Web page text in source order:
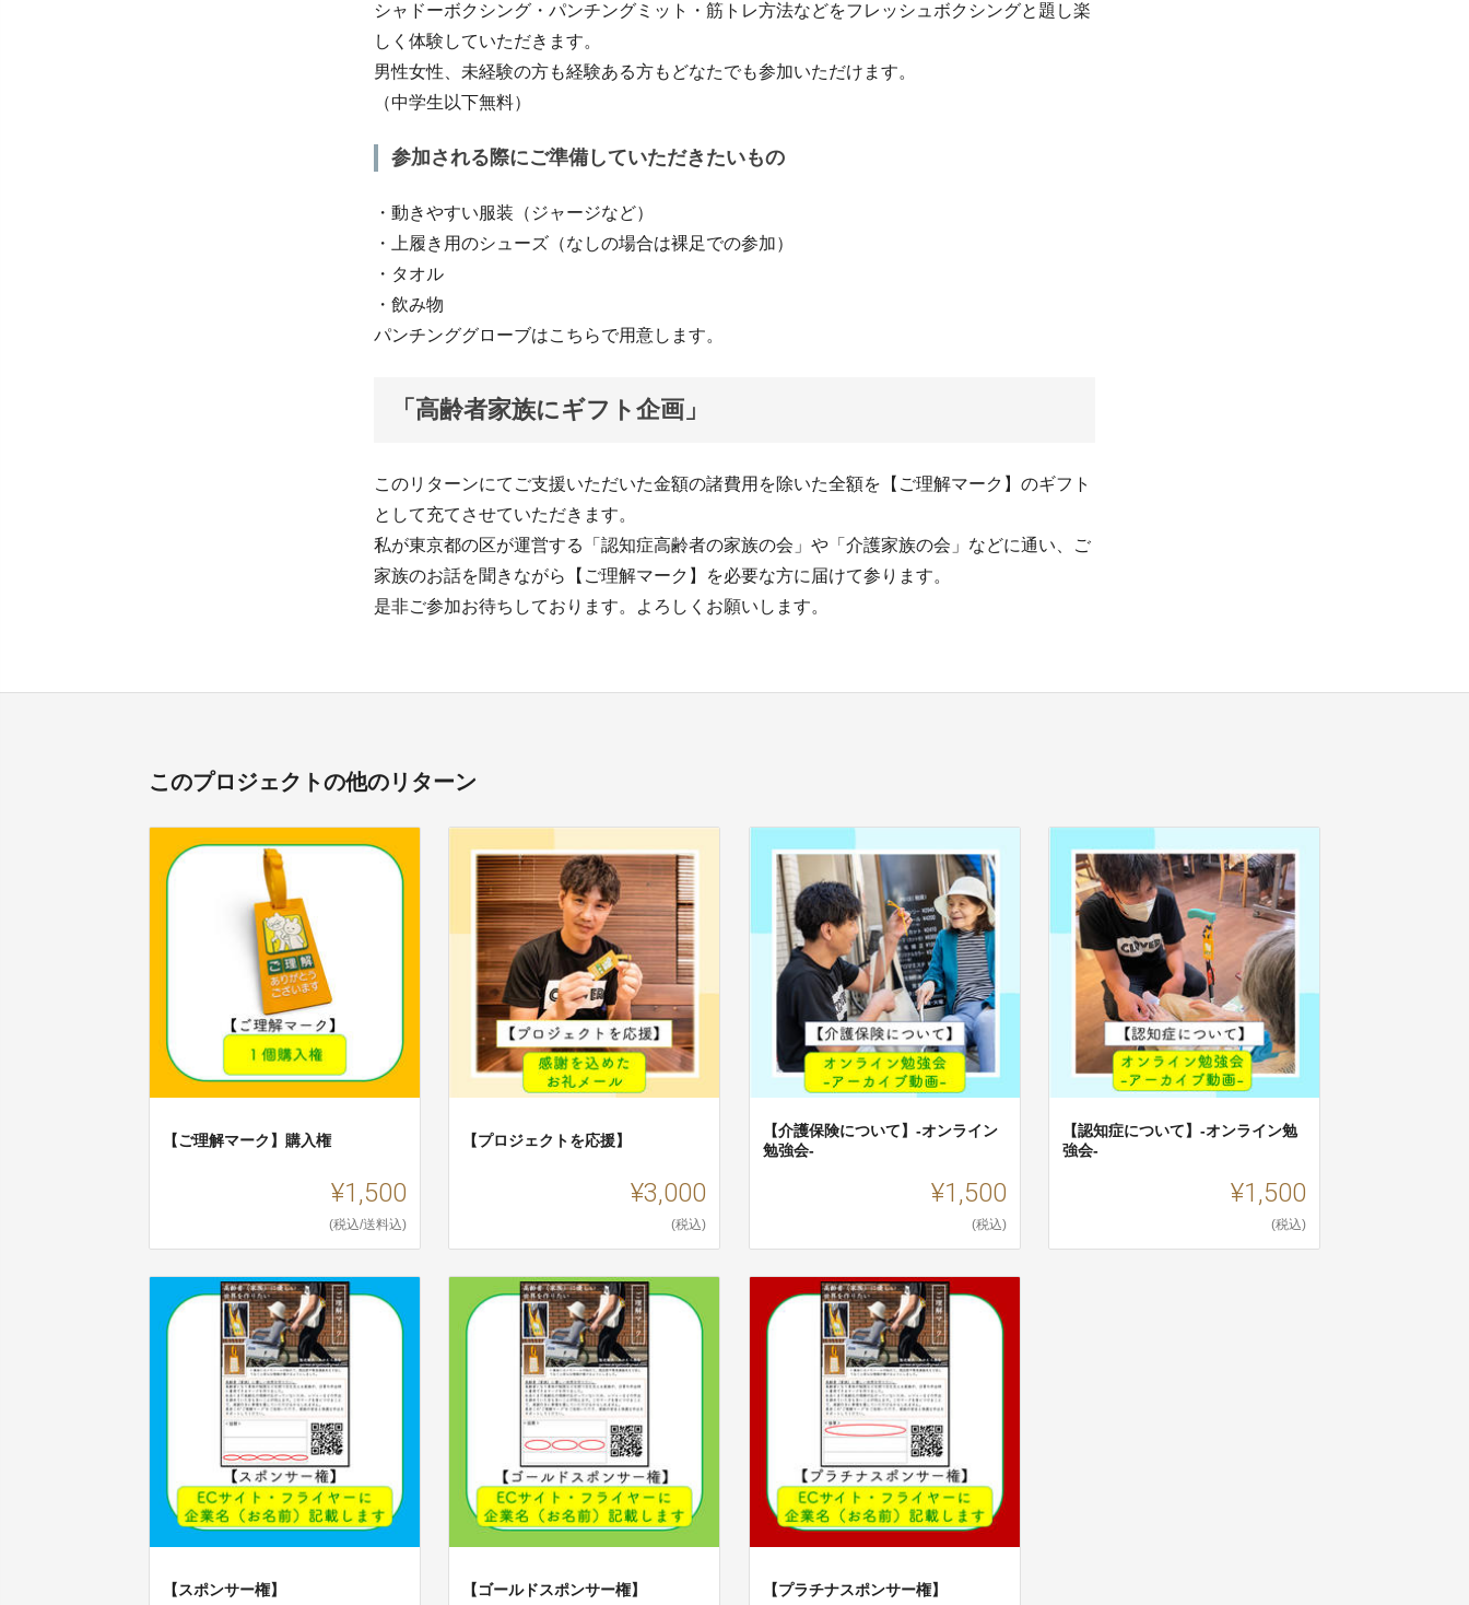
シャドーボクシング・パンチングミット・筋トレ方法などをフレッシュボクシングと題し楽
しく体験していただきます。
男性女性、未経験の方も経験ある方もどなたでも参加いただけます。
（中学生以下無料）
参加される際にご準備していただきたいもの
・動きやすい服装（ジャージなど）
・上履き用のシューズ（なしの場合は裸足での参加）
・タオル
・飲み物
パンチンググローブはこちらで用意します。
「高齢者家族にギフト企画」
このリターンにてご支援いただいた金額の諸費用を除いた全額を【ご理解マーク】のギフト
として充てさせていただきます。
私が東京都の区が運営する「認知症高齢者の家族の会」や「介護家族の会」などに通い、ご
家族のお話を聞きながら【ご理解マーク】を必要な方に届けて参ります。
是非ご参加お待ちしております。よろしくお願いします。
このプロジェクトの他のリターン
【ご理解マーク】購入権
¥1,500
(税込/送料込)
【プロジェクトを応援】
¥3,000
(税込)
【介護保険について】-オンライン
勉強会-
¥1,500
(税込)
【認知症について】-オンライン勉
強会-
¥1,500
(税込)
【スポンサー権】 【ゴールドスポンサー権】 【プラチナスポンサー権】